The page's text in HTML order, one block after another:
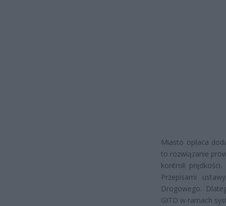
Miasto opłaca
to rozwiązanie
kontroli
Przepisami
Drogowego.
GITD w ramach